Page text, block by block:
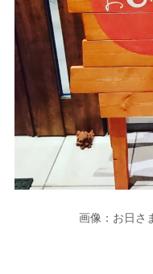
画像：お日さ